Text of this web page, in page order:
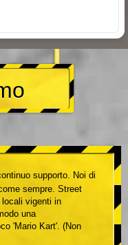
supporto. Noi di
sempre. Street
locali vigenti in
una
'Mario Kart'. (Non